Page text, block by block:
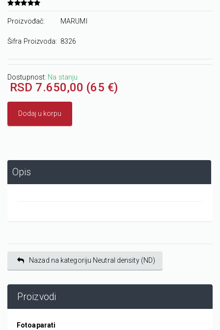
Proizvođač: MARUMI
Šifra Proizvoda: 8326
Dostupnost: Na stanju
RSD 7.650,00 (65 €)
Dodaj u korpu
Opis
Nazad na kategoriju Neutral density (ND)
Proizvodi
Fotoaparati